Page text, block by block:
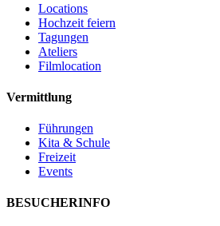
Locations
Hochzeit feiern
Tagungen
Ateliers
Filmlocation
Vermittlung
Führungen
Kita & Schule
Freizeit
Events
BESUCHERINFO